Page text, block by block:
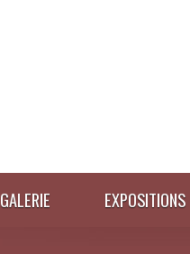
GALERIE EXPOSITIONS